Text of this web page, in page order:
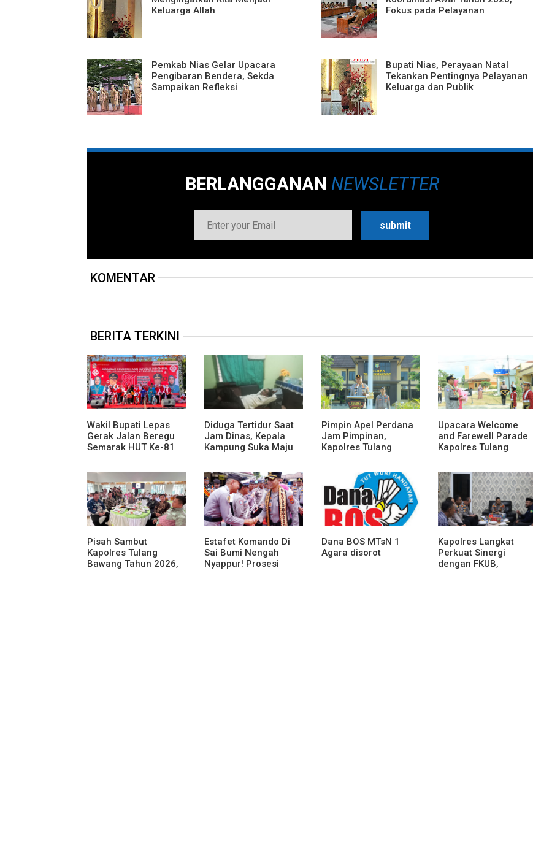
Keluarga Allah
Fokus pada Pelayanan
Pemkab Nias Gelar Upacara
Pengibaran Bendera, Sekda
Sampaikan Refleksi
Bupati Nias, Perayaan Natal
Tekankan Pentingnya Pelayanan
Keluarga dan Publik
BERLANGGANAN NEWSLETTER
KOMENTAR
BERITA TERKINI
Wakil Bupati Lepas
Gerak Jalan Beregu
Semarak HUT Ke-81
Diduga Tertidur Saat
Jam Dinas, Kepala
Kampung Suka Maju
Media
Pimpin Apel Perdana
Jam Pimpinan,
Kapolres Tulang
Arahan dan
Penekanan Pada
Personil
Upacara Welcome
and Farewell Parade
Kapolres Tulang
Berlangsung Khidmat
Pisah Sambut
Kapolres Tulang
Bawang Tahun 2026,
Estafet Komando Di
Sai Bumi Nengah
Nyappur! Prosesi
Dana BOS MTsN 1
Agara disorot
Kapolres Langkat
Perkuat Sinergi
dengan FKUB,